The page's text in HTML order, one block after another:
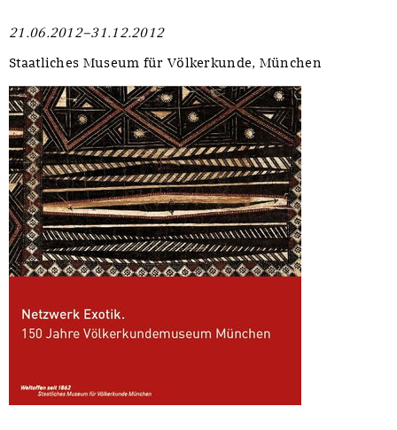
21.06.2012–31.12.2012
Staatliches Museum für Völkerkunde, München
Stellenangebote
UKRAINE-Förderlinie